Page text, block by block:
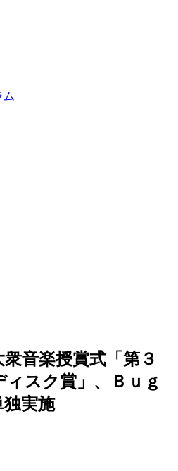
ム
音楽授賞式「第３
ィスク賞」、Ｂｕｇ
独実施